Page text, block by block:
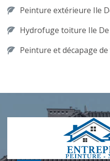
Peinture extérieure Ile
Hydrofuge toiture Ile
Peinture et décapage